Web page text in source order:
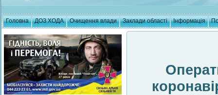
Головна ДОЗ ХОДА Очищення влади Заклади області Інформація